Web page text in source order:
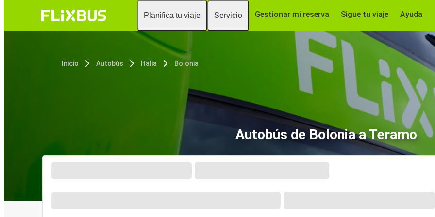
Planifica tu viaje Servicio Gestionar mi reserva Sigue tu viaje Ayuda
Inicio Autobús Italia Bolonia
Autobús de Bolonia a Teramo